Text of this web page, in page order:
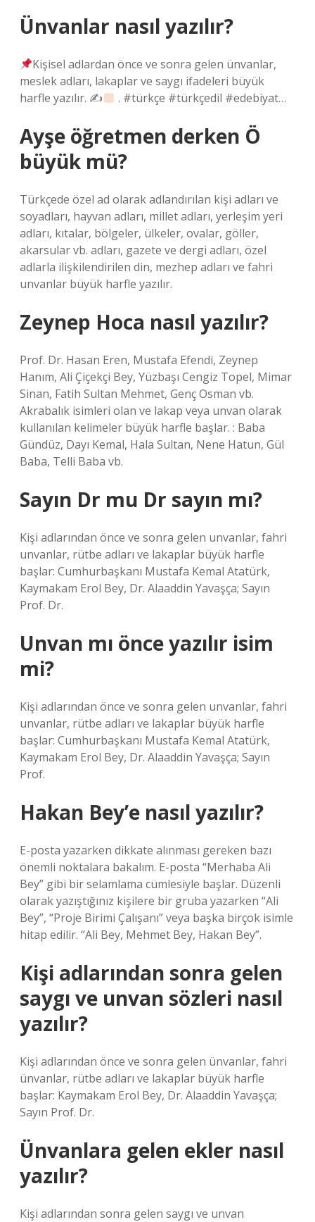
Ünvanlar nasıl yazılır?
Kişisel adlardan önce ve sonra gelen ünvanlar,
meslek adları, lakaplar ve saygı ifadeleri büyük
harfle yazılır. ✍
. #türkçe #türkçedil #edebiyat…
Ayşe öğretmen derken Ö
büyük mü?
Türkçede özel ad olarak adlandırılan kişi adları ve
soyadları, hayvan adları, millet adları, yerleşim yeri
adları, kıtalar, bölgeler, ülkeler, ovalar, göller,
akarsular vb. adları, gazete ve dergi adları, özel
adlarla ilişkilendirilen din, mezhep adları ve fahri
unvanlar büyük harfle yazılır.
Zeynep Hoca nasıl yazılır?
Prof. Dr. Hasan Eren, Mustafa Efendi, Zeynep
Hanım, Ali Çiçekçi Bey, Yüzbaşı Cengiz Topel, Mimar
Sinan, Fatih Sultan Mehmet, Genç Osman vb.
Akrabalık isimleri olan ve lakap veya unvan olarak
kullanılan kelimeler büyük harfle başlar. : Baba
Gündüz, Dayı Kemal, Hala Sultan, Nene Hatun, Gül
Baba, Telli Baba vb.
Sayın Dr mu Dr sayın mı?
Kişi adlarından önce ve sonra gelen unvanlar, fahri
unvanlar, rütbe adları ve lakaplar büyük harfle
başlar: Cumhurbaşkanı Mustafa Kemal Atatürk,
Kaymakam Erol Bey, Dr. Alaaddin Yavaşça; Sayın
Prof. Dr.
Unvan mı önce yazılır isim
mi?
Kişi adlarından önce ve sonra gelen unvanlar, fahri
unvanlar, rütbe adları ve lakaplar büyük harfle
başlar: Cumhurbaşkanı Mustafa Kemal Atatürk,
Kaymakam Erol Bey, Dr. Alaaddin Yavaşça; Sayın
Prof.
Hakan Bey’e nasıl yazılır?
E-posta yazarken dikkate alınması gereken bazı
önemli noktalara bakalım. E-posta “Merhaba Ali
Bey” gibi bir selamlama cümlesiyle başlar. Düzenli
olarak yazıştığınız kişilere bir gruba yazarken “Ali
Bey”, “Proje Birimi Çalışanı” veya başka birçok isimle
hitap edilir. “Ali Bey, Mehmet Bey, Hakan Bey”.
Kişi adlarından sonra gelen
saygı ve unvan sözleri nasıl
yazılır?
Kişi adlarından önce ve sonra gelen ünvanlar, fahri
ünvanlar, rütbe adları ve lakaplar büyük harfle
başlar: Kaymakam Erol Bey, Dr. Alaaddin Yavaşça;
Sayın Prof. Dr.
Ünvanlara gelen ekler nasıl
yazılır?
Kişi adlarından sonra gelen saygı ve unvan